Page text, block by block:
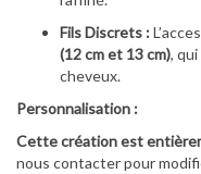
Fils Discrets :
(12 cm et 13 cm),
cheveux.
Personnalisation :
Cette création est
nous contacter pour